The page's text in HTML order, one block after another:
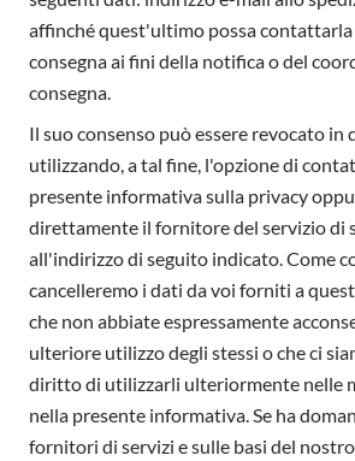
affinché quest'ultimo possa
consegna ai fini della notifica o del
consegna.
Il suo consenso può essere revocato in
utilizzando, a tal fine, l'opzione di
presente informativa sulla privacy
direttamente il fornitore del servizio di
all'indirizzo di seguito indicato. Come
cancelleremo i dati da voi forniti a
che non abbiate espressamente
ulteriore utilizzo degli stessi o che ci
diritto di utilizzarli ulteriormente nelle
nella presente informativa. Se ha
fornitori di servizi e sulle basi del